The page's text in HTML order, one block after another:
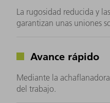
La rugosidad reducida y
garantizan unas uniones
Avance rápido
Mediante la
del trabajo.